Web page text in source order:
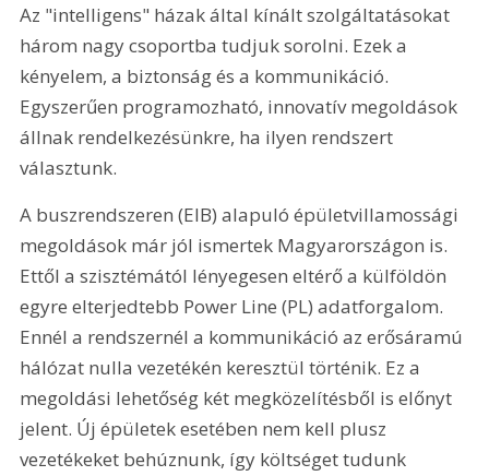
Az "intelligens" házak által kínált szolgáltatásokat
három nagy csoportba tudjuk sorolni. Ezek a
kényelem, a biztonság és a kommunikáció.
Egyszerűen programozható, innovatív megoldások
állnak rendelkezésünkre, ha ilyen rendszert
választunk.
A buszrendszeren (EIB) alapuló épületvillamossági
megoldások már jól ismertek Magyarországon is.
Ettől a szisztémától lényegesen eltérő a külföldön
egyre elterjedtebb Power Line (PL) adatforgalom.
Ennél a rendszernél a kommunikáció az erősáramú
hálózat nulla vezetékén keresztül történik. Ez a
megoldási lehetőség két megközelítésből is előnyt
jelent. Új épületek esetében nem kell plusz
vezetékeket behúznunk, így költséget tudunk